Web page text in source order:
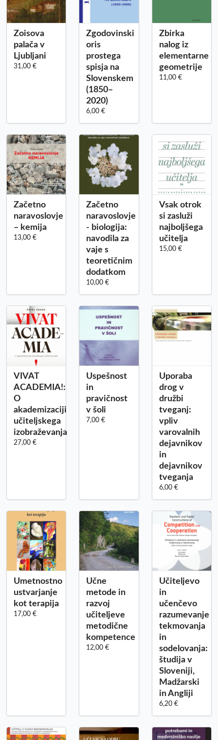
Zoisova
palača v
Ljubljani
31,00 €
Zgodovinski
oris
prostega
spisja na
Slovenskem
(1850–
2020)
6,00 €
Zbirka
nalog iz
elementarne
geometrije
11,00 €
Začetno
naravoslovje
– kemija
13,00 €
Začetno
naravoslovje
- biologija:
navodila za
vaje s
teoretičnim
dodatkom
10,00 €
Vsak otrok
si zasluži
najboljšega
učitelja
15,00 €
VIVAT
ACADEMIA!:
O
akademizaciji
učiteljskega
izobraževanja
27,00 €
Uspešnost
in
pravičnost
v šoli
7,00 €
Uporaba
drog v
družbi
tveganj:
vpliv
varovalnih
dejavnikov
in
dejavnikov
tveganja
6,00 €
Umetnostno
ustvarjanje
kot terapija
17,00 €
Učne
metode in
razvoj
učiteljeve
metodične
kompetence
12,00 €
Učiteljevo
in
učenčevo
razumevanje
tekmovanja
in
sodelovanja:
študija v
Sloveniji,
Madžarski
in Angliji
6,20 €